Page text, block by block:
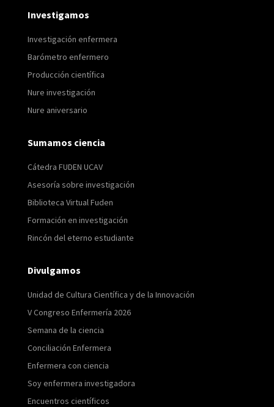
Investigamos
Investigación enfermera
Barómetro enfermero
Producción científica
Nure investigación
Nure aniversario
Sumamos ciencia
Cátedra FUDEN UCAV
Asesoría sobre investigación
Biblioteca Virtual Fuden
Formación en investigación
Rincón del eterno estudiante
Divulgamos
Unidad de Cultura Científica y de la Innovación
V Congreso Enfermería 2026
Semana de la ciencia
Conciliación Enfermera
Enfermera con ciencia
Soy enfermera investigadora
Encuentros científicos